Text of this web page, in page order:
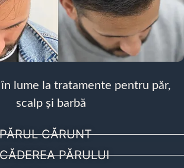
lume la tratamente pentru păr,
scalp și barbă
CĂRUNT
PĂRULUI